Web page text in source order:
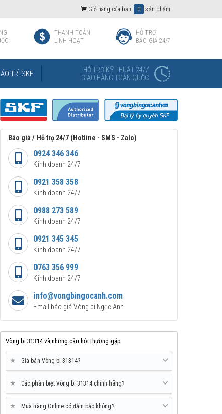
Giỏ hàng của bạn: 0 sản phẩm
THANH TOÁN
LINH HOẠT
HỖ TRỢ
BÁO GIÁ 24/7
TRÌ SKF
HỖ TRỢ KỸ THUẬT 24/7
GIAO HÀNG TOÀN QUỐC
Báo giá / Hỗ trợ 24/7 (Hotline - SMS - Zalo)
0924 346 346
Kinh doanh 24/7
0921 358 358
Kinh doanh 24/7
0988 273 589
Kinh doanh 24/7
0921 345 345
Kinh doanh 24/7
0763 356 999
Kinh doanh 24/7
info@vongbingocanh.com
Email báo giá Vòng bi Ngọc Anh
Vòng bi 31314 và những câu hỏi thường gặp
★ Giá bán Vòng bi 31314?
★ Các phân biệt Vòng bi 31314 chính hãng?
★ Mua hàng Online có đảm bảo không?